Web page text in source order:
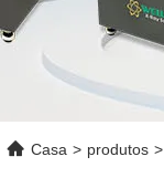
Casa > produtos >